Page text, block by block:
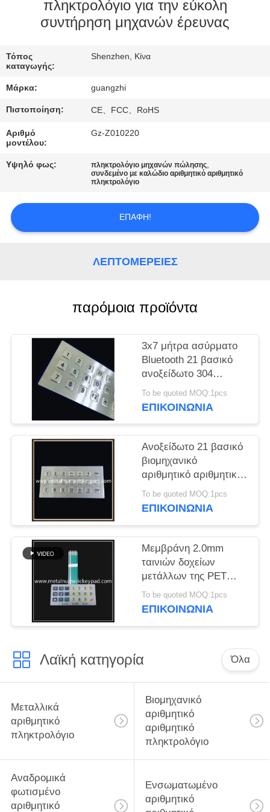
ΈΛΕΓΧΟΣ
ΕΛΆΤΕ
ΣΕ
ΕΠΑΦΉ
ΖΗΤΉΣΤΕ
ΑΠΌΣΠΑΣΜΑ
SITEMAP
πληκτρολόγιο για την εύκολη
συντήρηση μηχανών έρευνας
Τόπος
καταγωγής:
Shenzhen, Κίνα
Μάρκα: guangzhi
Πιστοποίηση: CE、FCC、RoHS
Αριθμό
μοντέλου:
Gz-Z010220
Υψηλό φως: πληκτρολόγιο μηχανών πώλησης,
συνδεμένο με καλώδιο αριθμητικό αριθμητικό
πληκτρολόγιο
ΕΠΑΦΉ!
ΛΕΠΤΟΜΈΡΕΙΕΣ
παρόμοια προϊόντα
3x7 μήτρα ασύρματο
Bluetooth 21 βασικό
ανοξείδωτο 304
πληκτρολογίων
To be quoted MOQ:1pcs
ΕΠΙΚΟΙΝΩΝΊΑ
Ανοξείδωτο 21 βασικό
βιομηχανικό
αριθμητικό αριθμητικό
πληκτρολόγιο μητρών
3x7
To be quoted MOQ:1pcs
ΕΠΙΚΟΙΝΩΝΊΑ
Μεμβράνη 2.0mm
ταινιών δοχείων
μετάλλων της PET
βιομηχανικό
αριθμητικό αριθμητικό
To be quoted MOQ:1pcs
ΕΠΙΚΟΙΝΩΝΊΑ
Λαϊκή κατηγορία Όλα
Μεταλλικά
αριθμητικό
πληκτρολόγιο
Βιομηχανικό
αριθμητικό
αριθμητικό
πληκτρολόγιο
Αναδρομικά
φωτισμένο
αριθμητικό
Ενσωματωμένο
αριθμητικό